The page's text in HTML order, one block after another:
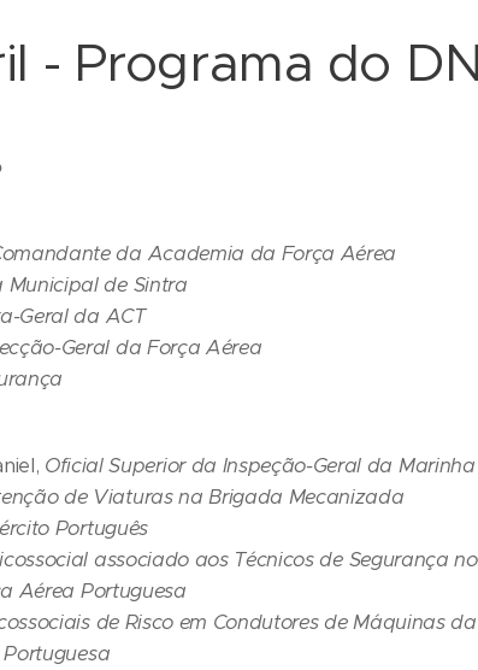
- Programa do
da Academia da Força Aérea
Municipal de Sintra
Geral da ACT
Geral da Força Aérea
Oficial Superior da Inspeção-Geral da Marinha
de Viaturas na Brigada Mecanizada
Português
associado aos Técnicos de Segurança
Aérea Portuguesa
de Risco em Condutores de Máquinas